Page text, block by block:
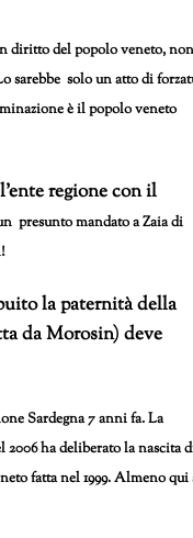
diritto del popolo veneto, non
sarebbe solo un atto di
è il popolo veneto
regione con il
presunto mandato a Zaia di
la paternità della
da Morosin) deve
Sardegna 7 anni fa. La
ha deliberato la nascita
fatta nel 1999. Almeno qui